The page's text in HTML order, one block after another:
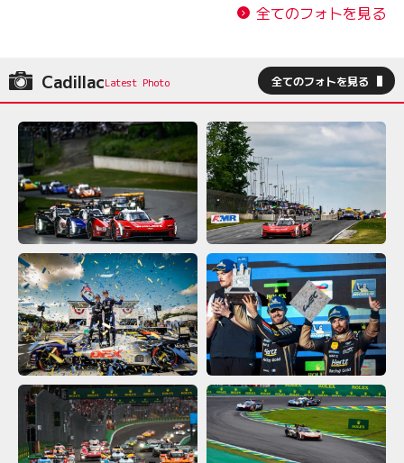
全てのフォトを見る
Cadillac 全てのフォトを見る